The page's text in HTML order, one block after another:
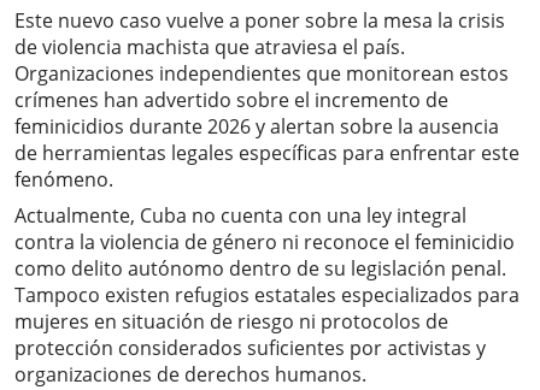
Este nuevo caso vuelve a poner sobre la mesa la crisis
de violencia machista que atraviesa el país.
Organizaciones independientes que monitorean estos
crímenes han advertido sobre el incremento de
feminicidios durante 2026 y alertan sobre la ausencia
de herramientas legales específicas para enfrentar este
fenómeno.
Actualmente, Cuba no cuenta con una ley integral
contra la violencia de género ni reconoce el feminicidio
como delito autónomo dentro de su legislación penal.
Tampoco existen refugios estatales especializados para
mujeres en situación de riesgo ni protocolos de
protección considerados suficientes por activistas y
organizaciones de derechos humanos.